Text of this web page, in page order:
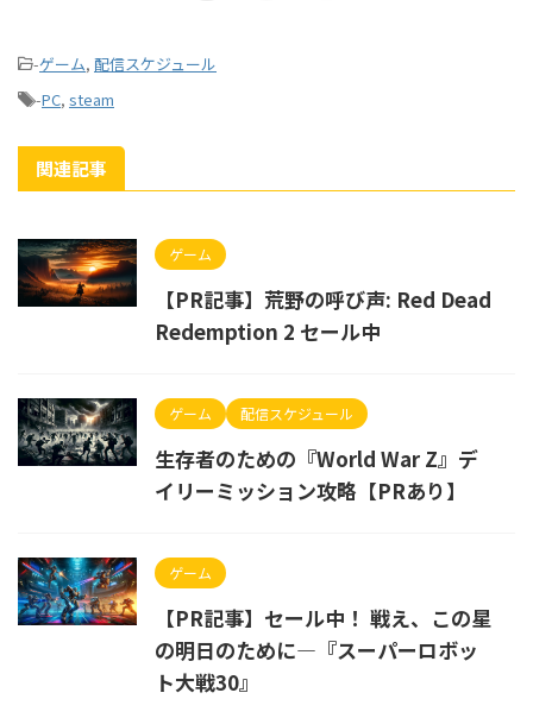
-ゲーム, 配信スケジュール
-PC, steam
関連記事
ゲーム
【PR記事】荒野の呼び声: Red Dead
Redemption 2 セール中
ゲーム 配信スケジュール
生存者のための『World War Z』デ
イリーミッション攻略【PRあり】
ゲーム
【PR記事】セール中！ 戦え、この星
の明日のために—『スーパーロボッ
ト大戦30』